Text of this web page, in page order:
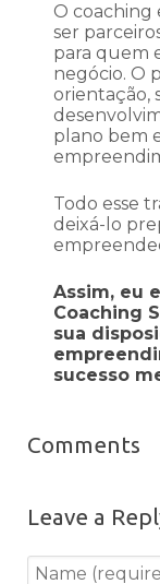
O coaching
ser
para quem
negócio. O
orientação,
plano bem
Todo esse
deixá-lo
Assim, eu
Coaching
sua
sucesso
Comments
Leave a